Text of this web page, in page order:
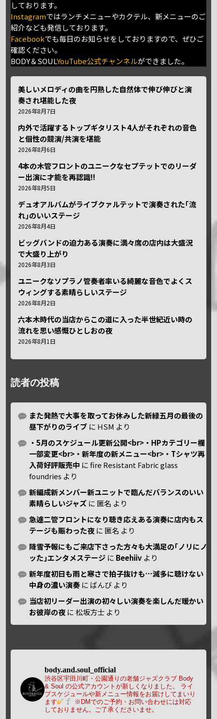
しております。
Instagramではランチメニューやカクテル、新メニューのご
紹介なども発信しております。
Facebookでも毎日のお知らせをしておりますので、ぜひご
確認ください。
BODY＆SOULYouTube公式チャンネルができました。
美しいメロディの曲を円熟した自然体で伸び伸びと演
奏され堪能した夜
2026年8月7日
内外で活躍するトップギタリスト4人がそれぞれの音色
と個性の競演/共演を堪能
2026年8月6日
4本の木管フロントのユニークなセプテットでのリーダ
ー出演に才能を再認識!!
2026年8月5日
デュオアルバムがライブクァルテットで演奏された｢流
れ｣のいいステージ
2026年8月4日
ビッグバンドの迫力ある演奏に満々席の店内は大盛況
で大盛り上がり
2026年8月3日
ユニークなソプラノ管奏者率いる綺麗な音色でよくス
ウィングする素晴らしいステージ
2026年8月2日
六本木時代の当店からこの道に入った半世紀近い時の
流れを思い感慨ひとしおの夜
2026年8月1日
読者の投稿
また発熱で大事を取ってお休みした新緑五月の最後の
昼下がりのライブ に HSM より
・5月のスケジュール更新公開<br>・HPカテゴリー欄
一部変更<br>・新年度の新メニュー<br>・Tシャツ再
入荷好評販売中 にfire Resistant Fabric glass
foundries より
新編成新メンバー新ユニットで臨んだバランスのいい
素晴らしいジャズ に 匿名 より
急遽二管フロントになり聴き応えある演奏に店内もス
テージも賑わった夜 に 匿名 より
降雪予報にもご来店下さった方々も大満足の｢ノリにノ
ッた｣エンタメステージ に Beehiiv より
新年度初日も雨と寒さで拍子抜けも…滅多に聴けない
中身の濃い演奏 に ばんび より
当店初リーダー出演の初々しい演奏を楽しんだ暖かい
お彼岸の夜 に松坂方士 より
body.and.soul_official
渋谷区宇田川町・公園通りの老舗ジャズクラブ Body
& Soul の公式アカウントが新しくなりました。
ライ
ブスケジュールや新メニュー情報をお届けしてまいり
ます
※DMでのご予約・お問い合わせには対応
しておりません。ご了承くださいませ。